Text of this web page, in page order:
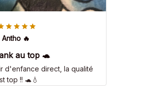
Antho 🔥
au top 🐢
d'enfance direct, la qualité
top !! 🐢💧